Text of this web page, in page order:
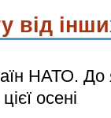
від
НАТО. До
осені